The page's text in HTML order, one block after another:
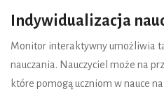
Indywidualizacja
Monitor interaktywny umożliwia
nauczania. Nauczyciel może na
które pomogą uczniom w nauce